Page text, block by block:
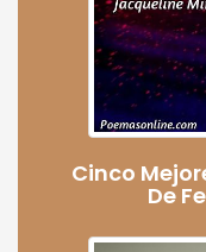
Cinco
De